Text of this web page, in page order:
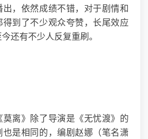
出，依然成绩不错，对于剧情和
得到了不少观众夸赞，长尾效应
还有不少人反复重刷。
莫离》除了导演是《无忧渡》的
也是相同的，编剧赵娜（笔名潇